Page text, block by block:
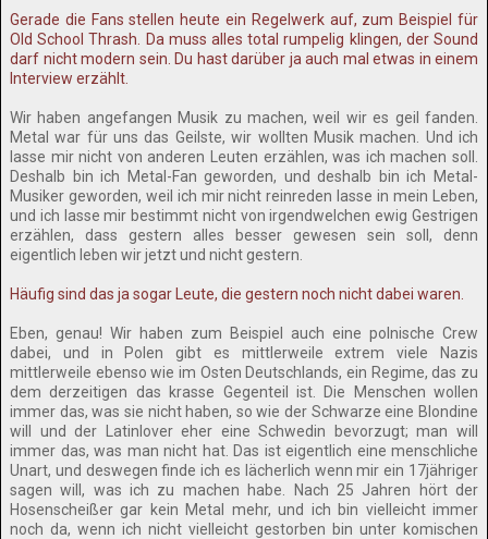
Gerade die Fans stellen heute ein Regelwerk auf, zum Beispiel für
Old School Thrash. Da muss alles total rumpelig klingen, der Sound
darf nicht modern sein. Du hast darüber ja auch mal etwas in einem
Interview erzählt.
Wir haben angefangen Musik zu machen, weil wir es geil fanden.
Metal war für uns das Geilste, wir wollten Musik machen. Und ich
lasse mir nicht von anderen Leuten erzählen, was ich machen soll.
Deshalb bin ich Metal-Fan geworden, und deshalb bin ich Metal-
Musiker geworden, weil ich mir nicht reinreden lasse in mein Leben,
und ich lasse mir bestimmt nicht von irgendwelchen ewig Gestrigen
erzählen, dass gestern alles besser gewesen sein soll, denn
eigentlich leben wir jetzt und nicht gestern.
Häufig sind das ja sogar Leute, die gestern noch nicht dabei waren.
Eben, genau! Wir haben zum Beispiel auch eine polnische Crew
dabei, und in Polen gibt es mittlerweile extrem viele Nazis
mittlerweile ebenso wie im Osten Deutschlands, ein Regime, das zu
dem derzeitigen das krasse Gegenteil ist. Die Menschen wollen
immer das, was sie nicht haben, so wie der Schwarze eine Blondine
will und der Latinlover eher eine Schwedin bevorzugt; man will
immer das, was man nicht hat. Das ist eigentlich eine menschliche
Unart, und deswegen finde ich es lächerlich wenn mir ein 17jähriger
sagen will, was ich zu machen habe. Nach 25 Jahren hört der
Hosenscheißer gar kein Metal mehr, und ich bin vielleicht immer
noch da, wenn ich nicht vielleicht gestorben bin unter komischen